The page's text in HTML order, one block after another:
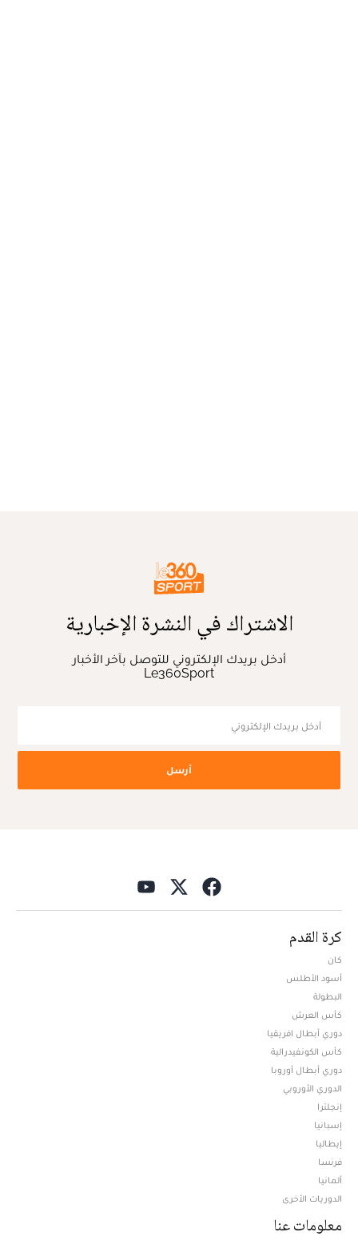
الاشتراك في النشرة الإخبارية
أدخل بريدك الإلكتروني للتوصل بآخر الأخبار
Le360Sport
أرسل
كرة القدم
كان
أسود الأطلس
البطولة
كأس العرش
دوري أبطال افريقيا
كأس الكونفيدرالية
دوري أبطال أوروبا
الدوري الأوروبي
إنجلترا
إسبانيا
إيطاليا
فرنسا
ألمانيا
الدوريات الأخرى
معلومات عنا